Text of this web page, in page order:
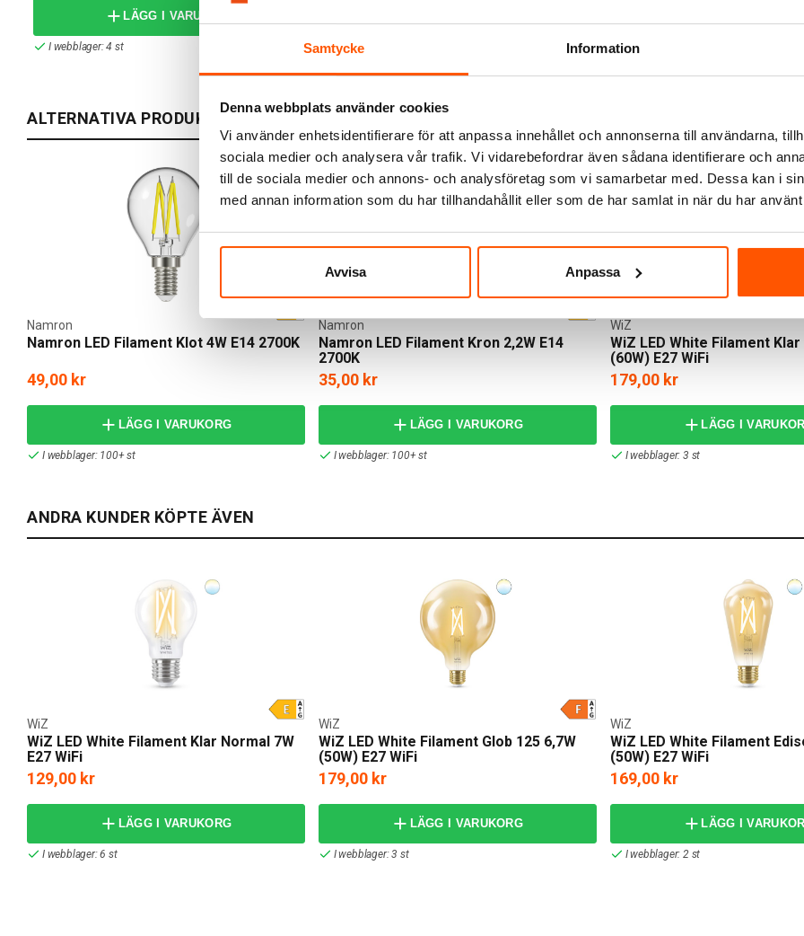
Samtycke Information
Denna webbplats använder cookies
Vi använder enhetsidentifierare för att anpassa innehållet och annonserna till användarna,
sociala medier och analysera vår trafik. Vi vidarebefordrar även sådana identifierare och
till de sociala medier och annons- och analysföretag som vi samarbetar med. Dessa kan i
med annan information som du har tillhandahållit eller som de har samlat in när du har
Avvisa Anpassa
LÄGG I VARUKORG
I webblager: 4 st I webblager: 3 st
ALTERNATIVA PRODUKTER
Namron LED Filament Klot 4W E14 2700K
Namron
49,00 kr
LÄGG I VARUKORG
I webblager: 100+ st
Namron LED Filament Kron 2,2W E14
2700K
Namron
35,00 kr
LÄGG I VARUKORG
I webblager: 100+ st
WiZ LED White Filament Klar
(60W) E27 WiFi
WiZ
179,00 kr
LÄGG I
I webblager: 3 st
ANDRA KUNDER KÖPTE ÄVEN
WiZ LED White Filament Klar Normal 7W
E27 WiFi
WiZ
129,00 kr
LÄGG I VARUKORG
I webblager: 6 st
WiZ LED White Filament Glob 125 6,7W
(50W) E27 WiFi
WiZ
179,00 kr
LÄGG I VARUKORG
I webblager: 3 st
WiZ LED White Filament
(50W) E27 WiFi
WiZ
169,00 kr
LÄGG I
I webblager: 2 st